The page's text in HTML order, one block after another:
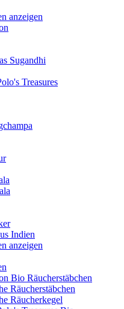
anzeigen
Sugandhi
Treasures
Indien
anzeigen
Bio Räucherstäbchen
Räucherstäbchen
Räucherkegel